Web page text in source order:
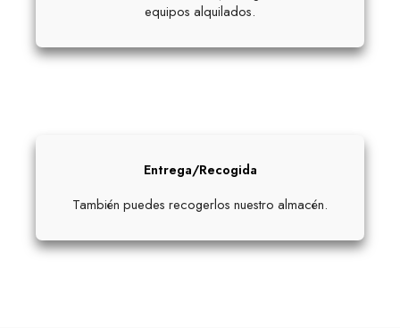
equipos alquilados.
Entrega/Recogida
También puedes recogerlos nuestro almacén.